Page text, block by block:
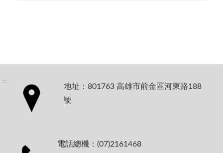
:::
地址：801763 高雄市前金區河東路188
號
電話總機：(07)2161468